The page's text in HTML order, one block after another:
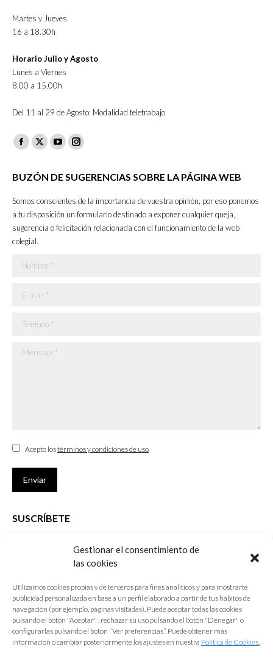
Gestionar el consentimiento de
las cookies
Utilizamos cookies propias y de terceros para fines analíticos y para mostrarte
publicidad personalizada en base a un perfil elaborado a partir de tus hábitos de
navegación (por ejemplo, páginas visitadas). Puede aceptar todas las cookies
pulsando el botón "Aceptar" , rechazar su uso pulsando el botón "Denegar" o
configurarlas pulsando el botón “Ver preferencias”. Puede obtener más
información o cambiar posteriormente los ajustes en nuestra Política de Cookies.
Martes y Jueves
16 a 18.30h
Horario Julio y Agosto
Lunes a Viernes
8.00 a 15.00h
Del 11 al 29 de Agosto: Modalidad teletrabajo
Facebook
opens
new
window
X
opens
new
window
YouTube
opens
new
window
Instagram
opens
in
new
window
BUZÓN DE SUGERENCIAS SOBRE LA PÁGINA WEB
Somos conscientes de la importancia de vuestra opinión, por eso ponemos
a tu disposición un formulario destinado a exponer cualquier queja,
sugerencia o felicitación relacionada con el funcionamiento de la web
colegial.
Nombre *
E-mail *
Teléfono *
Mensaje *
Acepto lostérminos y condiciones de uso
Enviar
SUSCRÍBETE
que desarrolla el Colegio de Arquitectos de Cádiz
E-mail *
Acepto lostérminos y condiciones de uso